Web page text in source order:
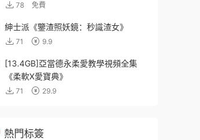
78 免費
紳士派《鑒渣照妖鏡：秒識渣女》
71 9.9
[13.4GB]亞當德永柔愛教學視頻全集
《柔軟X愛寶典》
71 29.9
熱門标簽